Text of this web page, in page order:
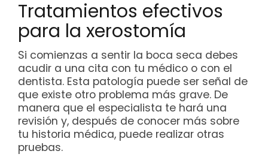
Tratamientos efectivos
para la xerostomía
Si comienzas a sentir la boca seca debes
acudir a una cita con tu médico o con el
dentista. Esta patología puede ser señal de
que existe otro problema más grave. De
manera que el especialista te hará una
revisión y, después de conocer más sobre
tu historia médica, puede realizar otras
pruebas.